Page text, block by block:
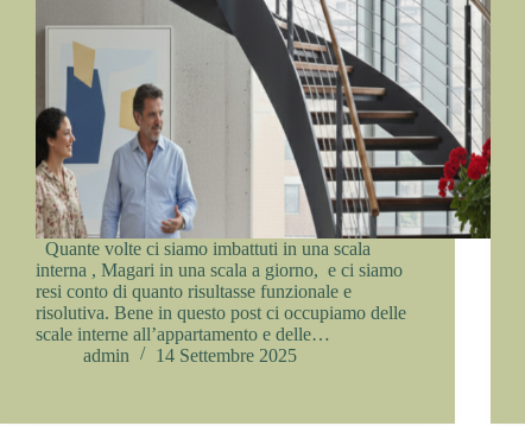
Quante volte ci siamo imbattuti in una scala
interna , Magari in una scala a giorno, e ci siamo
resi conto di quanto risultasse funzionale e
risolutiva. Bene in questo post ci occupiamo delle
scale interne all’appartamento e delle…
admin
14 Settembre 2025